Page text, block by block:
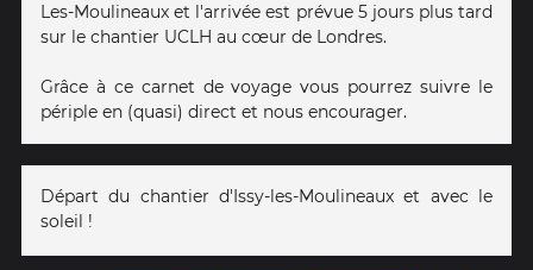
Les-Moulineaux et l'arrivée est prévue 5 jours plus tard
sur le chantier UCLH au cœur de Londres.
Grâce à ce carnet de voyage vous pourrez suivre le
périple en (quasi) direct et nous encourager.
Départ du chantier d'Issy-les-Moulineaux et avec le
soleil !